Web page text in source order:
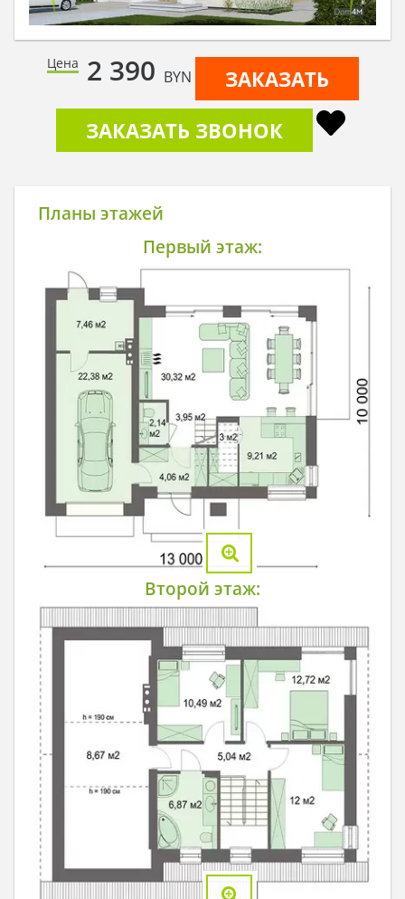
Цена 2 390 BYN
ЗАКАЗАТЬ
ЗАКАЗАТЬ ЗВОНОК
Планы этажей
Первый этаж:
Второй этаж: